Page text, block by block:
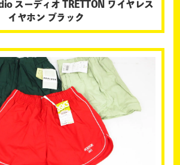
スーディオ TRETTON ワイヤレス
イヤホン ブラック